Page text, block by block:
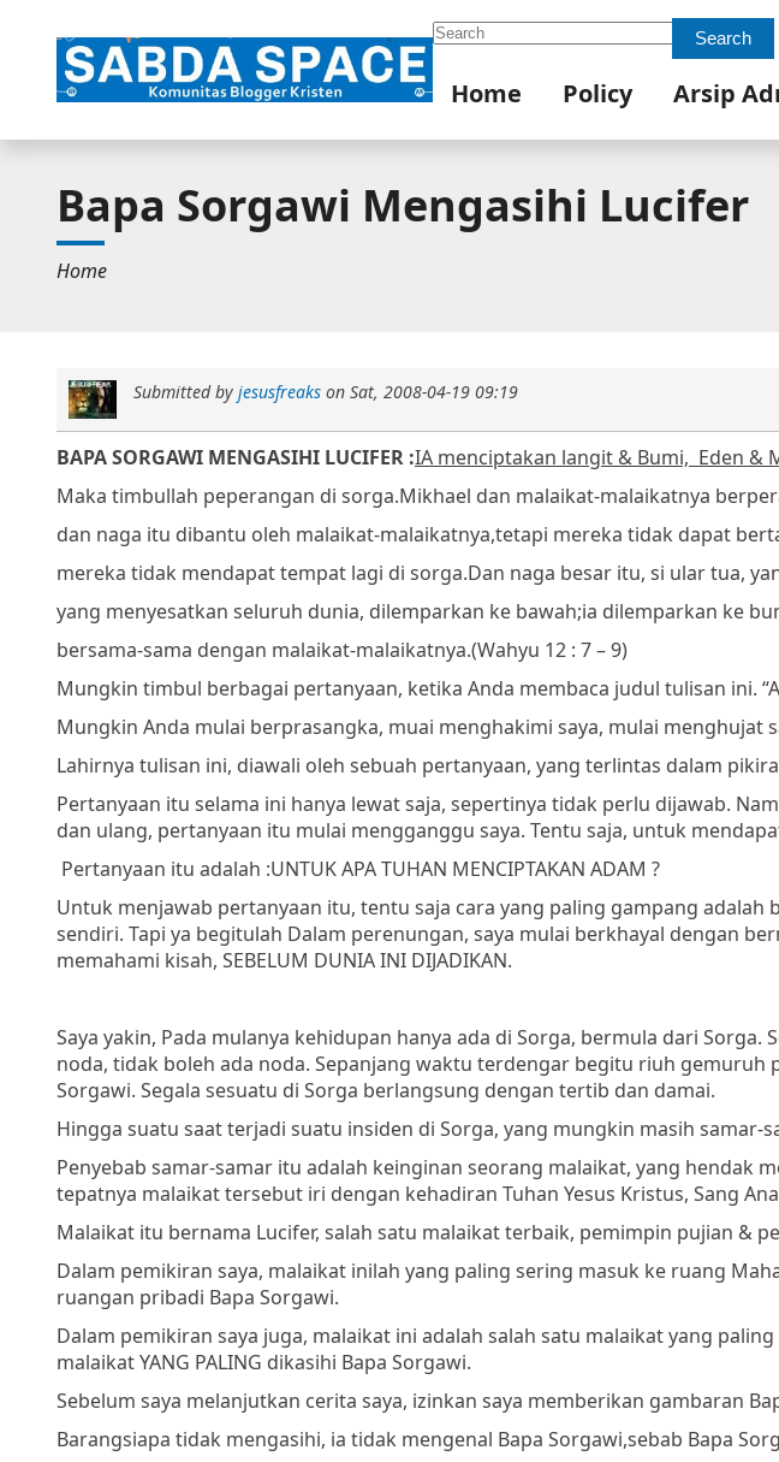
Search Search
Home Policy Arsip
Bapa Sorgawi Mengasihi Lucifer
Home
Submitted by jesusfreaks on Sat, 2008-04-19 09:19
BAPA SORGAWI MENGASIHI LUCIFER :IA menciptakan langit & Bumi, Eden &
Maka timbullah peperangan di sorga.Mikhael dan malaikat-malaikatnya
dan naga itu dibantu oleh malaikat-malaikatnya,tetapi mereka tidak dapat
mereka tidak mendapat tempat lagi di sorga.Dan naga besar itu, si ular tua,
yang menyesatkan seluruh dunia, dilemparkan ke bawah;ia dilemparkan ke
bersama-sama dengan malaikat-malaikatnya.(Wahyu 12 : 7 – 9)
Mungkin timbul berbagai pertanyaan, ketika Anda membaca judul tulisan ini.
Mungkin Anda mulai berprasangka, muai menghakimi saya, mulai menghujat
Lahirnya tulisan ini, diawali oleh sebuah pertanyaan, yang terlintas dalam
Pertanyaan itu selama ini hanya lewat saja, sepertinya tidak perlu dijawab.
dan ulang, pertanyaan itu mulai mengganggu saya. Tentu saja, untuk
Pertanyaan itu adalah :UNTUK APA TUHAN MENCIPTAKAN ADAM ?
Untuk menjawab pertanyaan itu, tentu saja cara yang paling gampang adalah
sendiri. Tapi ya begitulah Dalam perenungan, saya mulai berkhayal dengan
memahami kisah, SEBELUM DUNIA INI DIJADIKAN.
Saya yakin, Pada mulanya kehidupan hanya ada di Sorga, bermula dari
noda, tidak boleh ada noda. Sepanjang waktu terdengar begitu riuh gemuruh
Sorgawi. Segala sesuatu di Sorga berlangsung dengan tertib dan damai.
Hingga suatu saat terjadi suatu insiden di Sorga, yang mungkin masih samar-
Penyebab samar-samar itu adalah keinginan seorang malaikat, yang hendak
tepatnya malaikat tersebut iri dengan kehadiran Tuhan Yesus Kristus, Sang
Malaikat itu bernama Lucifer, salah satu malaikat terbaik, pemimpin pujian &
Dalam pemikiran saya, malaikat inilah yang paling sering masuk ke ruang
ruangan pribadi Bapa Sorgawi.
Dalam pemikiran saya juga, malaikat ini adalah salah satu malaikat yang
malaikat YANG PALING dikasihi Bapa Sorgawi.
Sebelum saya melanjutkan cerita saya, izinkan saya memberikan gambaran
Barangsiapa tidak mengasihi, ia tidak mengenal Bapa Sorgawi,sebab Bapa